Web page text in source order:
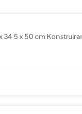
34 5 x 50 cm